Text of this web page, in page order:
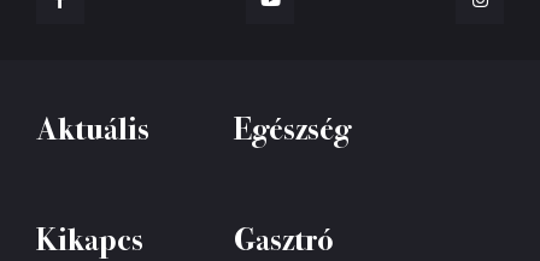
Aktuális Egészség
Kikapcs Gasztró